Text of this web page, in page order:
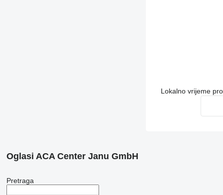
Lokalno vrijeme
Oglasi ACA Center Janu GmbH
Pretraga